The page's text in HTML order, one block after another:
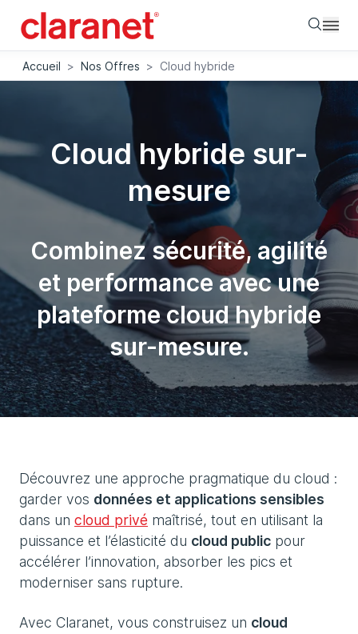
Accueil > Nos Offres > Cloud hybride
Cloud hybride sur-
mesure
Combinez sécurité, agilité
et performance avec une
plateforme cloud hybride
sur-mesure.
Découvrez une approche pragmatique du cloud :
garder vos données et applications sensibles
dans un cloud privé maîtrisé, tout en utilisant la
puissance et l’élasticité du cloud public pour
accélérer l’innovation, absorber les pics et
moderniser sans rupture.
Avec Claranet, vous construisez un cloud